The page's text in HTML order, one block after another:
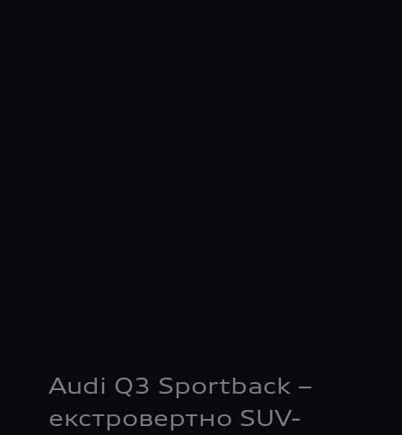
Audi Q3 Sportback –
екстровертно SUV-